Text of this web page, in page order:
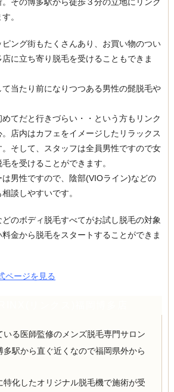
その博多駅から徒歩３分の立地にリンク
。
ング街もたくさんあり、お買い物のつい
に立ち寄り脱毛を受けることもできま
当たり前になりつつある男性の髭脱毛や
てだと行きづらい・・という方もリンク
店内はカフェをイメージしたリラックス
そして、スタッフは全員男性ですので女
を受けることができます。
男性ですので、陰部(VIOライン)などの
談しやすいです。
のボディ脱毛すべてがお試し脱毛の対象
金から脱毛をスタートすることができま
ページを見る
いる医師監修のメンズ脱毛専門サロン
多駅から直ぐ近くなので福岡県外から
特化したオリジナル脱毛機で施術が受